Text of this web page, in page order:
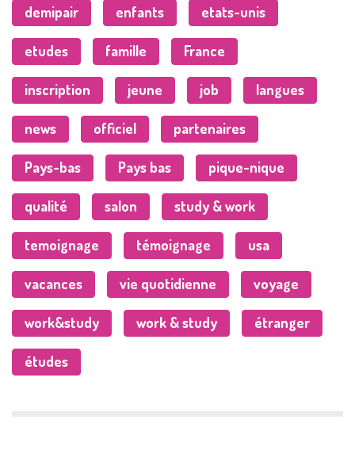
demipair enfants etats-unis
etudes famille France
inscription jeune job langues
news officiel partenaires
Pays-bas Pays bas pique-nique
qualité salon study & work
temoignage témoignage usa
vacances vie quotidienne voyage
work&study work & study étranger
études